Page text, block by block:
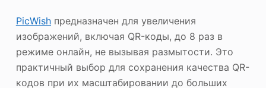
PicWishпредназначен для увеличения
изображений, включая QR-коды, до 8 раз в
режиме онлайн, не вызывая размытости. Это
практичный выбор для сохранения качества QR-
кодов при их масштабировании до больших